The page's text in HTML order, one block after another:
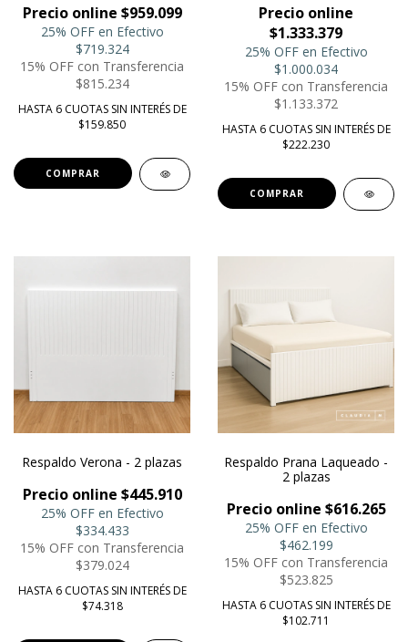
Precio online $959.099
25% OFF en Efectivo
$719.324
15% OFF con Transferencia
$815.234
HASTA 6 CUOTAS SIN INTERÉS DE
$159.850
COMPRAR
Flotante)
Precio online
$1.333.379
25% OFF en Efectivo
$1.000.034
15% OFF con Transferencia
$1.133.372
HASTA 6 CUOTAS SIN INTERÉS DE
$222.230
COMPRAR
Respaldo Verona - 2 plazas
Precio online $445.910
25% OFF en Efectivo
$334.433
15% OFF con Transferencia
$379.024
HASTA 6 CUOTAS SIN INTERÉS DE
$74.318
Respaldo Prana Laqueado -
2 plazas
Precio online $616.265
25% OFF en Efectivo
$462.199
15% OFF con Transferencia
$523.825
HASTA 6 CUOTAS SIN INTERÉS DE
$102.711